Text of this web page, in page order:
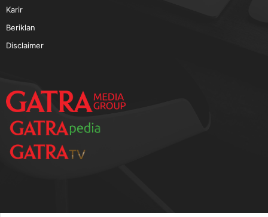
TERPOPULER